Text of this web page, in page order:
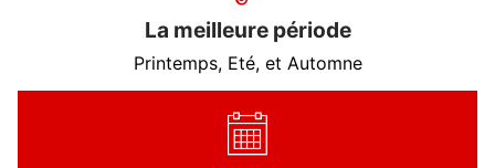
La meilleure période
Printemps, Eté, et Automne